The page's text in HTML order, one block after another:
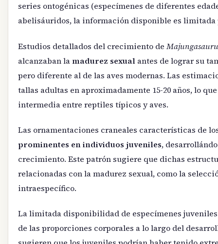
series ontogénicas (especímenes de diferentes
abelisáuridos, la información disponible es limitada
Estudios detallados del crecimiento de
alcanzaban lamadurez sexual antes de lograr su
pero diferente al de las aves modernas. Las
tallas adultas en aproximadamente 15-20 años, lo
intermedia entre reptiles típicos y aves.
Las ornamentaciones craneales características de
prominentes en individuos juveniles,
crecimiento. Este patrón sugiere que dichas
relacionadas con la madurez sexual, como la
intraespecífico.
La limitada disponibilidad de especímenes
de las proporciones corporales a lo largo del